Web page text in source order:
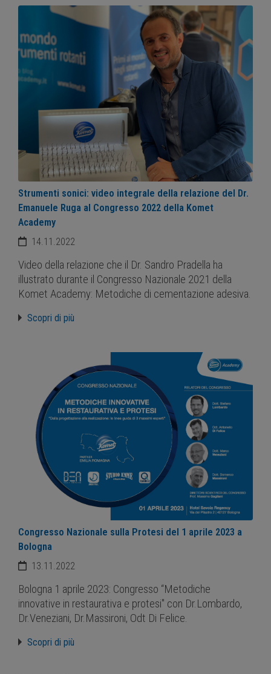
Strumenti sonici: video integrale della relazione del Dr.
Emanuele Ruga al Congresso 2022 della Komet
Academy
14.11.2022
Video della relazione che il Dr. Sandro Pradella ha
illustrato durante il Congresso Nazionale 2021 della
Komet Academy: Metodiche di cementazione adesiva.
Scopri di più
Congresso Nazionale sulla Protesi del 1 aprile 2023 a
Bologna
13.11.2022
Bologna 1 aprile 2023: Congresso “Metodiche
innovative in restaurativa e protesi" con Dr.Lombardo,
Dr.Veneziani, Dr.Massironi, Odt Di Felice.
Scopri di più